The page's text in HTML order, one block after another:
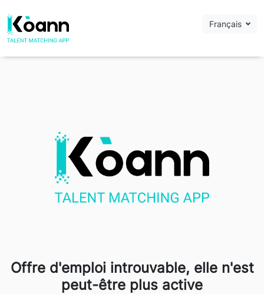
Français
Offre d'emploi introuvable, elle n'est
peut-être plus active